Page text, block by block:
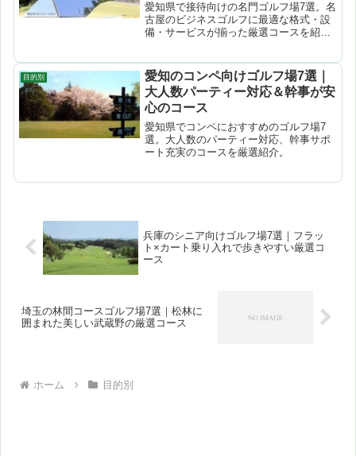
愛知県で接待向けの名門ゴルフ場7選。名
古屋のビジネスゴルフに最適な格式・設
備・サービスが揃った厳選コースを紹
目的別
愛知のコンペ向けゴルフ場7選｜
大人数パーティー対応＆幹事が安
心のコース
愛知県でコンペにおすすめのゴルフ場7
選。大人数のパーティー対応、幹事サポ
ート充実のコースを厳選紹介。
兵庫のシニア向けゴルフ場7選｜フラッ
ト×カート乗り入れで歩きやすい厳選コ
ース
埼玉の林間コースゴルフ場7選｜松林に
囲まれた美しい武蔵野の厳選コース
ホーム 目的別